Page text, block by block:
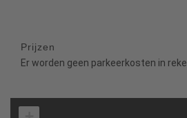
Prijzen
Er worden geen parkeerkosten in